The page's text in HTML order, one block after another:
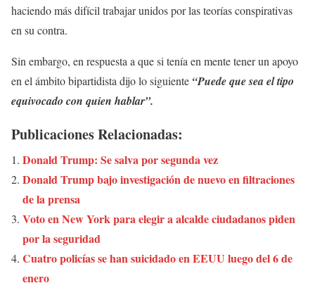
haciendo más difícil trabajar unidos por las teorías conspirativas
en su contra.
Sin embargo, en respuesta a que si tenía en mente tener un apoyo
en el ámbito bipartidista dijo lo siguiente “Puede que sea el tipo
equivocado con quien hablar”.
Publicaciones Relacionadas:
Donald Trump: Se salva por segunda vez
Donald Trump bajo investigación de nuevo en filtraciones
de la prensa
Voto en New York para elegir a alcalde ciudadanos piden
por la seguridad
Cuatro policías se han suicidado en EEUU luego del 6 de
enero